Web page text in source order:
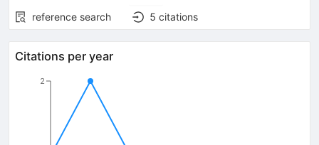
reference search
5 citations
Citations per year
2